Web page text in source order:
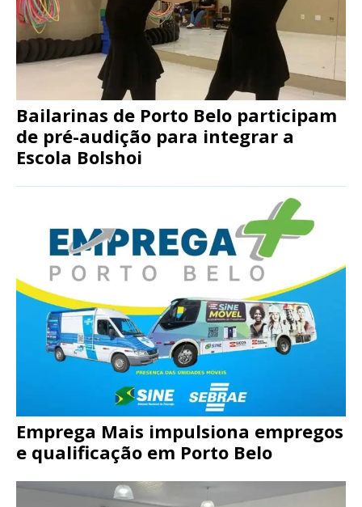
Bailarinas de Porto Belo participam
de pré-audição para integrar a
Escola Bolshoi
Emprega Mais impulsiona empregos
e qualificação em Porto Belo